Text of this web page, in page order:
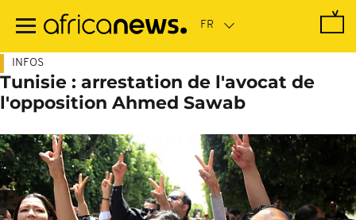
contenu
INFOS
Tunisie : arrestation de l'avocat de
l'opposition Ahmed Sawab